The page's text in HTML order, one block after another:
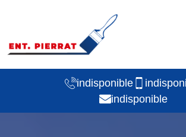
indisponible
indisponible